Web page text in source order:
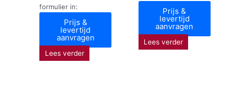
formulier in:
Prijs &
levertijd
aanvragen
Lees verder
Prijs &
levertijd
aanvragen
Lees verder